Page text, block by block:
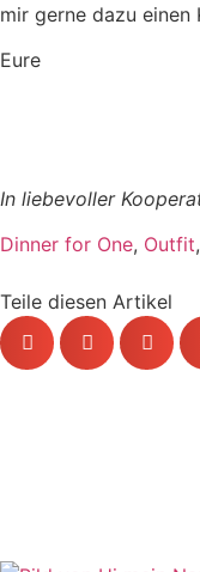
mir gerne dazu einen
Eure
In liebevoller
Dinner for One, Outfit,
Teile diesen Artikel